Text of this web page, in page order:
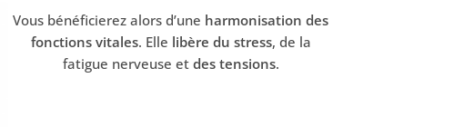
Vous bénéficierez alors d’une harmonisation des
fonctions vitales. Elle libère du stress, de la
fatigue nerveuse et des tensions.